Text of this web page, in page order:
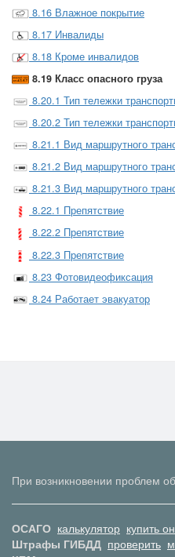
8.16 Влажное покрытие
8.17 Инвалиды
8.18 Кроме инвалидов
8.19 Класс опасного груза
8.20.1 Тип тележки
8.20.2 Тип тележки
8.21.1 Вид маршрутного
8.21.2 Вид маршрутного
8.21.3 Вид маршрутного
8.22.1 Препятствие
8.22.2 Препятствие
8.22.3 Препятствие
8.23 Фотовидеофиксация
8.24 Работает эвакуатор
При возникновении проблем
ОСАГО калькулятор купить
Штрафы ГИБДД проверить